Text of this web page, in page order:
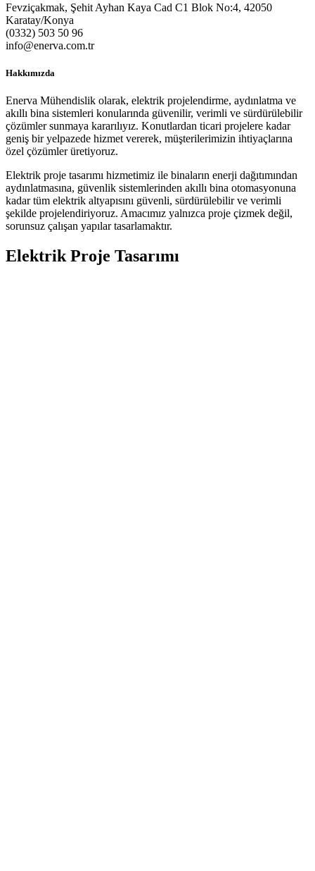
Fevziçakmak, Şehit Ayhan Kaya Cad C1 Blok No:4, 42050
Karatay/Konya
(0332) 503 50 96
info@enerva.com.tr
Hakkımızda
Enerva Mühendislik olarak, elektrik projelendirme, aydınlatma ve
akıllı bina sistemleri konularında güvenilir, verimli ve sürdürülebilir
çözümler sunmaya kararılıyız. Konutlardan ticari projelere kadar
geniş bir yelpazede hizmet vererek, müşterilerimizin ihtiyaçlarına
özel çözümler üretiyoruz.
Elektrik proje tasarımı hizmetimiz ile binaların enerji dağıtımından
aydınlatmasına, güvenlik sistemlerinden akıllı bina otomasyonuna
kadar tüm elektrik altyapısını güvenli, sürdürülebilir ve verimli
şekilde projelendiriyoruz. Amacımız yalnızca proje çizmek değil,
sorunsuz çalışan yapılar tasarlamaktır.
Elektrik Proje Tasarımı